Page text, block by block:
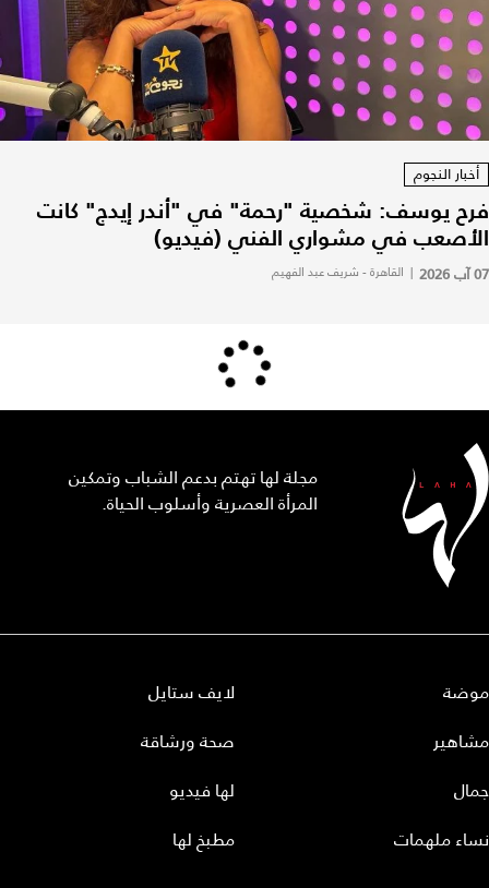
أخبار النجوم
فرح يوسف: شخصية "رحمة" في "أندر إيدج" كانت
الأصعب في مشواري الفني (فيديو)
07 آب 2026 | القاهرة - شريف عبد الفهيم
مجلة لها تهتم بدعم الشباب وتمكين
المرأة العصرية وأسلوب الحياة.
موضة
مشاهير
جمال
نساء ملهمات
لايف ستايل
صحة ورشاقة
لها فيديو
مطبخ لها